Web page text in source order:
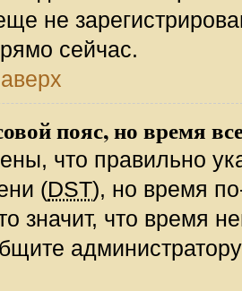
не
сейчас.
пояс, но время
что правильно
(DST), но время
значит, что время